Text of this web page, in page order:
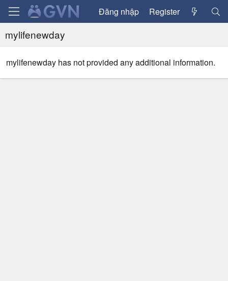
Đăng nhập Register
mylifenewday
mylifenewday has not provided any additional information.